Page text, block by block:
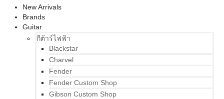
New Arrivals
Brands
Guitar
กีต้าร์ไฟฟ้า
Blackstar
Charvel
Fender
Fender Custom Shop
Gibson Custom Shop